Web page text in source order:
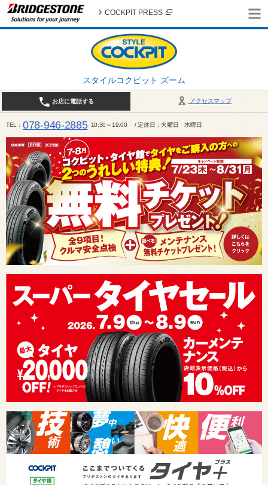
スタイルコクピット ズーム
COCKPIT PRESS
アクセスマップ
お店に電話する
TEL 078-946-2885 10:30～19:00 / 定休日：火曜日 水曜日